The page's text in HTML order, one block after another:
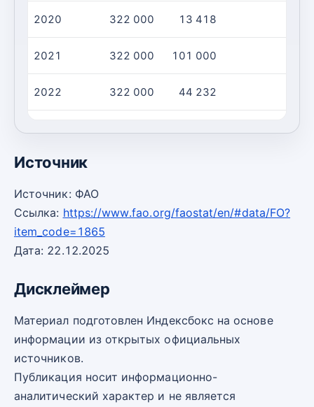
2020 322 000 13 418
2021 322 000 101 000
2022 322 000 44 232
Источник
Источник: ФАО
Ссылка: https://www.fao.org/faostat/en/#data/FO?
item_code=1865
Дата: 22.12.2025
Дисклеймер
Материал подготовлен Индексбокс на основе
информации из открытых официальных
источников.
Публикация носит информационно-
аналитический характер и не является